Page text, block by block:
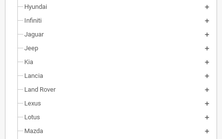
Hyundai
Infiniti
Jaguar
Jeep
Kia
Lancia
Land Rover
Lexus
Lotus
Mazda